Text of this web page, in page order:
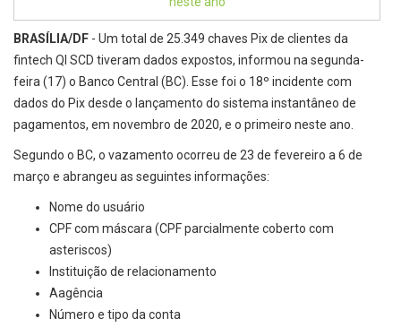
BRASÍLIA/DF - Um total de 25.349 chaves Pix de clientes da
fintech QI SCD tiveram dados expostos, informou na segunda-
feira (17) o Banco Central (BC). Esse foi o 18º incidente com
dados do Pix desde o lançamento do sistema instantâneo de
pagamentos, em novembro de 2020, e o primeiro neste ano.
Segundo o BC, o vazamento ocorreu de 23 de fevereiro a 6 de
março e abrangeu as seguintes informações:
Nome do usuário
CPF com máscara (CPF parcialmente coberto com
asteriscos)
Instituição de relacionamento
Aagência
Número e tipo da conta